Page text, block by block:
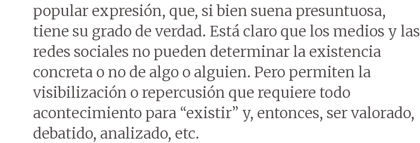
popular expresión, que, si bien suena presuntuosa,
tiene su grado de verdad. Está claro que los medios y las
redes sociales no pueden determinar la existencia
concreta o no de algo o alguien. Pero permiten la
visibilización o repercusión que requiere todo
acontecimiento para “existir” y, entonces, ser valorado,
debatido, analizado, etc.